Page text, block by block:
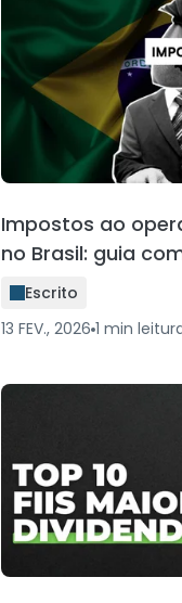
Impostos ao
no Brasil: guia
Escrito
13 FEV., 2026 1 min